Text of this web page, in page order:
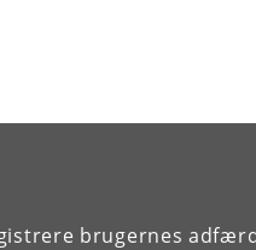
brugernes